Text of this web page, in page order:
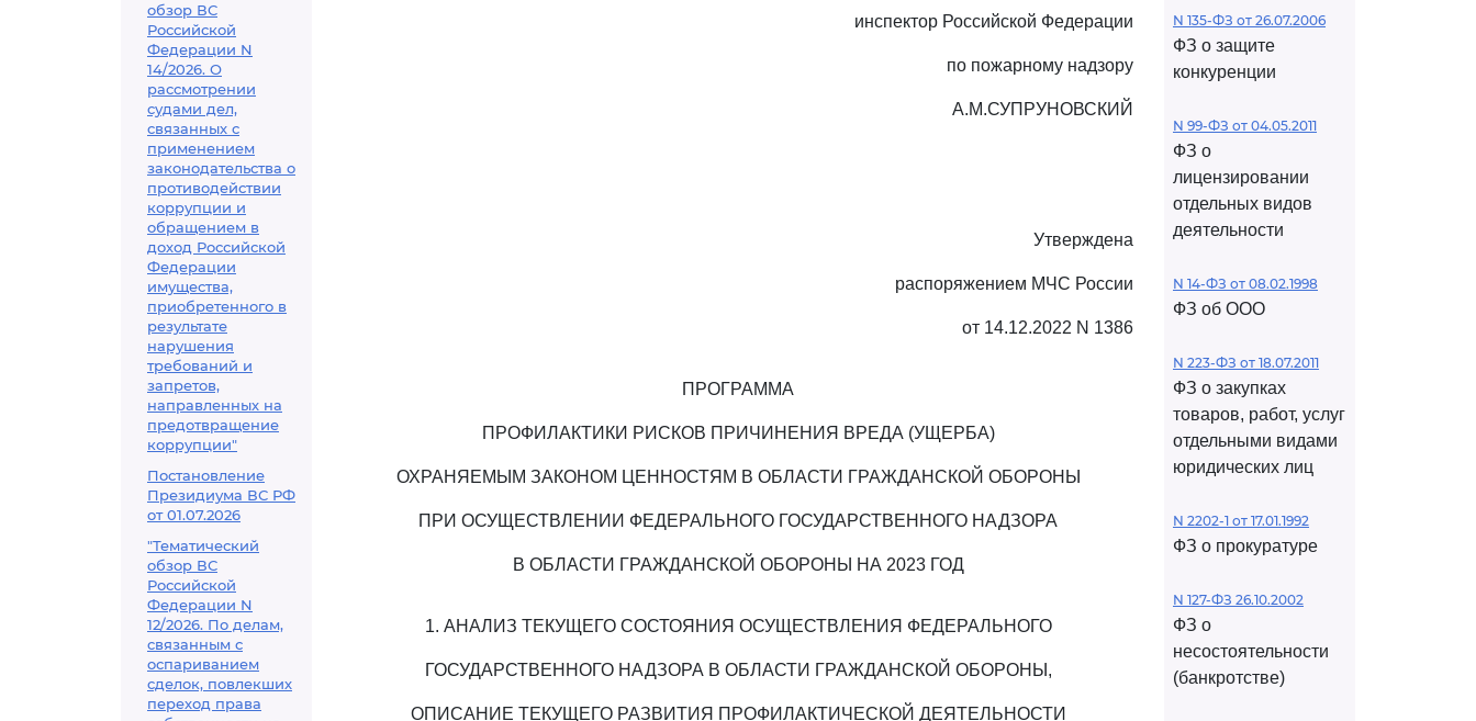
обзор ВС
Российской
Федерации N
14/2026. О
рассмотрении
судами дел,
связанных с
применением
законодательства о
противодействии
коррупции и
обращением в
доход Российской
Федерации
имущества,
приобретенного в
результате
нарушения
требований и
запретов,
направленных на
предотвращение
коррупции"
Постановление
Президиума ВС РФ
от 01.07.2026
"Тематический
обзор ВС
Российской
Федерации N
12/2026. По делам,
связанным с
оспариванием
сделок, повлекших
переход права
инспектор Российской Федерации
по пожарному надзору
А.М.СУПРУНОВСКИЙ
Утверждена
распоряжением МЧС России
от 14.12.2022 N 1386
ПРОГРАММА
ПРОФИЛАКТИКИ РИСКОВ ПРИЧИНЕНИЯ ВРЕДА (УЩЕРБА)
ОХРАНЯЕМЫМ ЗАКОНОМ ЦЕННОСТЯМ В ОБЛАСТИ ГРАЖДАНСКОЙ ОБОРОНЫ
ПРИ ОСУЩЕСТВЛЕНИИ ФЕДЕРАЛЬНОГО ГОСУДАРСТВЕННОГО НАДЗОРА
В ОБЛАСТИ ГРАЖДАНСКОЙ ОБОРОНЫ НА 2023 ГОД
1. АНАЛИЗ ТЕКУЩЕГО СОСТОЯНИЯ ОСУЩЕСТВЛЕНИЯ ФЕДЕРАЛЬНОГО
ГОСУДАРСТВЕННОГО НАДЗОРА В ОБЛАСТИ ГРАЖДАНСКОЙ ОБОРОНЫ,
ОПИСАНИЕ ТЕКУЩЕГО РАЗВИТИЯ ПРОФИЛАКТИЧЕСКОЙ ДЕЯТЕЛЬНОСТИ
N 135-ФЗ от 26.07.2006
ФЗ о защите
конкуренции
N 99-ФЗ от 04.05.2011
ФЗ о
лицензировании
отдельных видов
деятельности
N 14-ФЗ от 08.02.1998
ФЗ об ООО
N 223-ФЗ от 18.07.2011
ФЗ о закупках
товаров, работ, услуг
отдельными видами
юридических лиц
N 2202-1 от 17.01.1992
ФЗ о прокуратуре
N 127-ФЗ 26.10.2002
ФЗ о
несостоятельности
(банкротстве)